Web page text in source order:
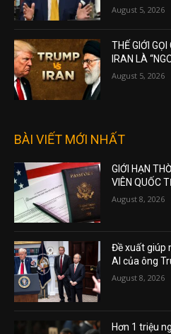
August 5, 2026
THẾ GIỚI
IRAN LÀ
August 5, 2026
BÀI VIẾT MỚI NHẤT
GIỚI HẠN
VIÊN QUỐC
August 8, 2026
Đề xuất giúp
AI của ông
August 8, 2026
Hơn 1 triệu